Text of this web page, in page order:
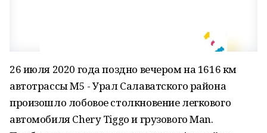
26 июля 2020 года поздно вечером на 1616 км
автотрассы М5 - Урал Салаватского района
произошло лобовое столкновение легкового
автомобиля Chery Tiggo и грузового Мan.